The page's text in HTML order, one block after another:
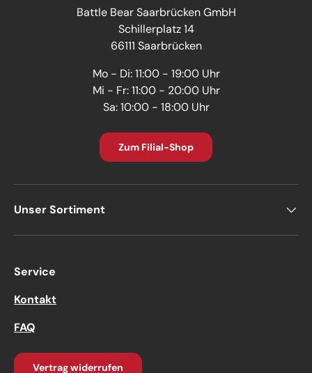
Battle Bear Saarbrücken GmbH
Schillerplatz 14
66111 Saarbrücken
Mo - Di: 11:00 - 19:00 Uhr
Mi - Fr: 11:00 - 20:00 Uhr
Sa: 10:00 - 18:00 Uhr
Zum Filial-Shop
Unser Sortiment
Service
Kontakt
FAQ
Vertrag widerrufen